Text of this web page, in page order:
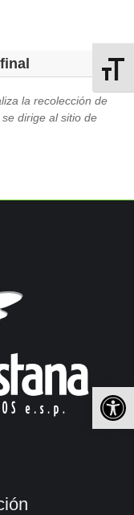
la recolección de
dirige al sitio de